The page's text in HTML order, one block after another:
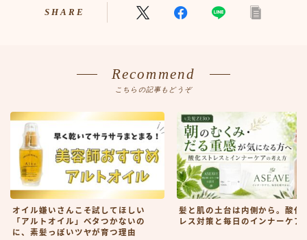
SHARE
Recommend
こちらの記事もどうぞ
オイル嫌いさんこそ試してほしい
「アルトオイル」ベタつかないの
に、素髪っぽいツヤが育つ理由
髪と肌の土台は内側から。酸化
レス対策と毎日のインナーケア